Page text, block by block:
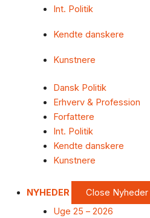
Int. Politik
Kendte danskere
Kunstnere
Dansk Politik
Erhverv & Profession
Forfattere
Int. Politik
Kendte danskere
Kunstnere
NYHEDER Close Nyheder
Uge 25 – 2026